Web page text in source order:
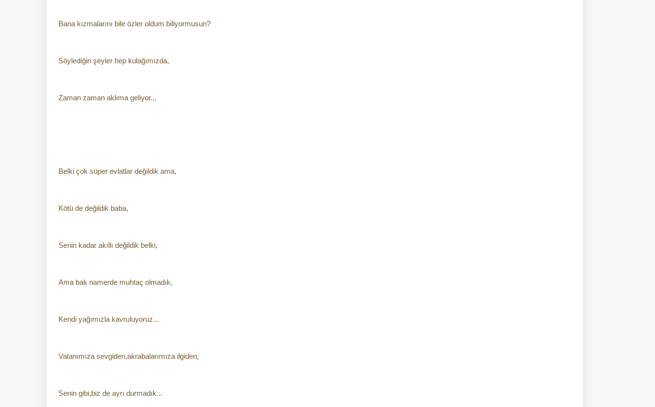
Bana kızmalarını bile özler oldum biliyormusun?
Söylediğin şeyler hep kulağımızda,
Zaman zaman aklıma geliyor...
Belki çok süper evlatlar değildik ama,
Kötü de değildik baba,
Senin kadar akıllı değildik belki,
Ama bak namerde muhtaç olmadık,
Kendi yağımızla kavruluyoruz...
Vatanımıza sevgiden,akrabalarımıza ilgiden,
Senin gibi,biz de ayrı durmadık...